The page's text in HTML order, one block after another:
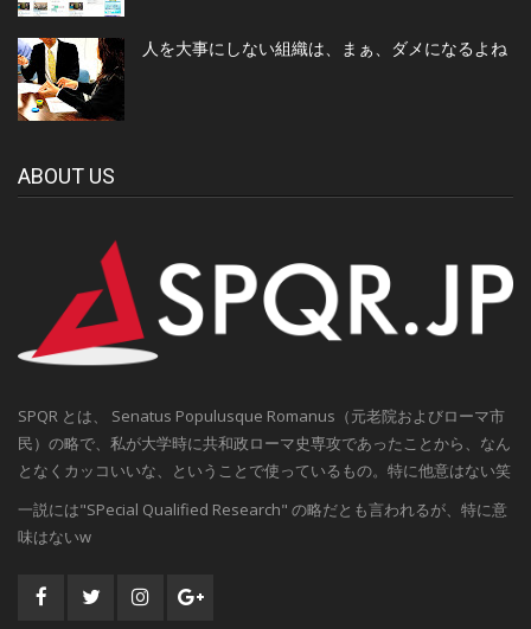
人を大事にしない組織は、まぁ、ダメになるよね
ABOUT US
SPQR とは、 Senatus Populusque Romanus（元老院およびローマ市
民）の略で、私が大学時に共和政ローマ史専攻であったことから、なん
となくカッコいいな、ということで使っているもの。特に他意はない笑
一説には"SPecial Qualified Research" の略だとも言われるが、特に意
味はないw